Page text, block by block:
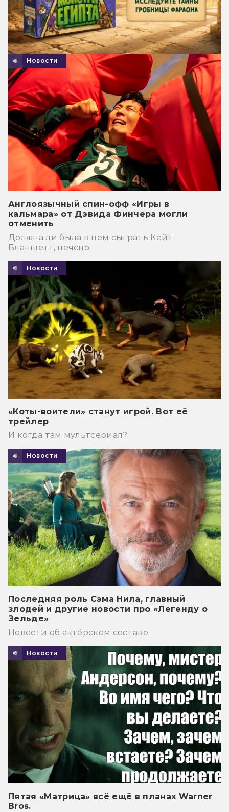
Новости
Англоязычный спин-офф «Игры в
кальмара» от Дэвида Финчера могли
отменить
Должна ли была в нем сыграть Кейт
Бланшетт, неясно.
Новости
«Коты-воители» станут игрой. Вот её
трейлер
И когда там мультсериал?
Новости
Последняя роль Сэма Нила, главный
злодей и другие новости про «Легенду о
Зельде»
Новости об актёрском составе.
Новости
Пятая «Матрица» всё ещё в планах Warner
Bros.